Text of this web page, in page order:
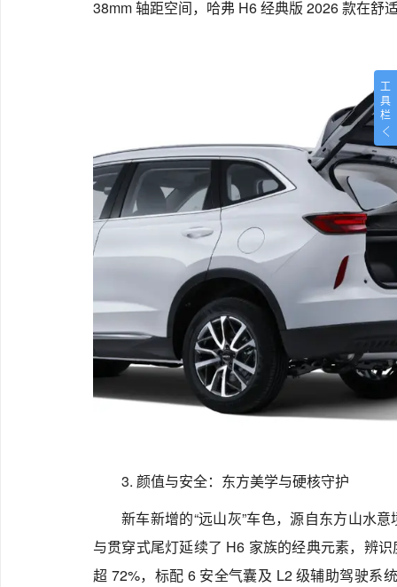
工
具
栏
38mm 轴距空间，哈弗 H6 经典版 2026 款在舒
3. 颜值与安全：东方美学与硬核守护
新车新增的“远山灰”车色，源自东方山水
与贯穿式尾灯延续了 H6 家族的经典元素，辨
超 72%，标配 6 安全气囊及 L2 级辅助驾驶系